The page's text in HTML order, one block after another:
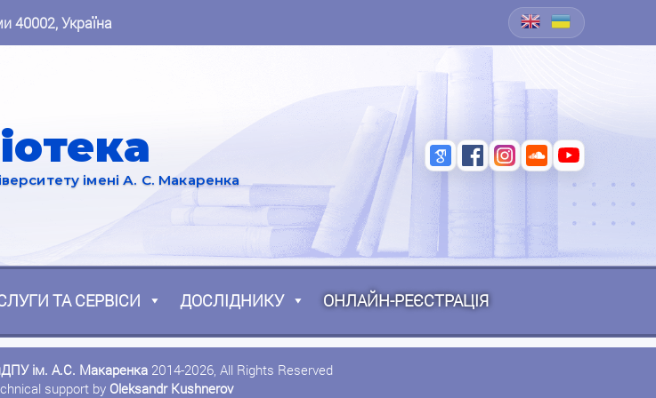
40002, Україна
імені А. С. Макаренка
ТА СЕРВІСИ ДОСЛІДНИКУ ОНЛАЙН-РЕЄСТРАЦІЯ
ім. А.С. Макаренка 2014-2026, All Rights Reserved
support by Oleksandr Kushnerov